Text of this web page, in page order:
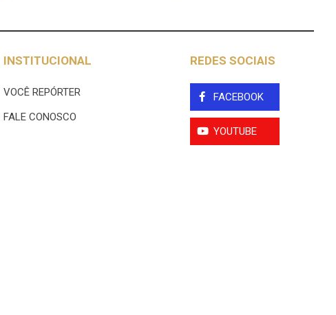
INSTITUCIONAL
VOCÊ REPÓRTER
FALE CONOSCO
REDES SOCIAIS
FACEBOOK
YOUTUBE